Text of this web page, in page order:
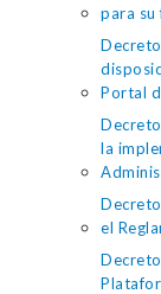
para
Portal
la
el